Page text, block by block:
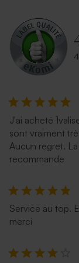
J'ai acheté
sont vraiment
Aucun regret.
recommande
Service au top.
merci